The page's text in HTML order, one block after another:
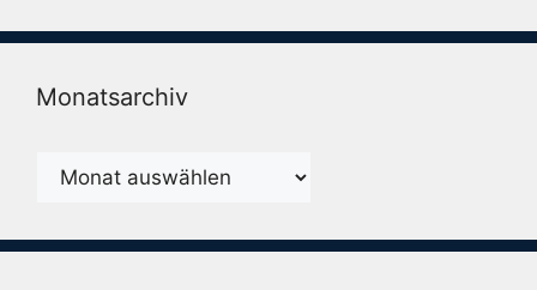
Monatsarchiv
Monatsarchiv